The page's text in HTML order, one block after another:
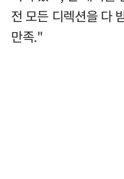
전 모든 디렉션을 다
만족."